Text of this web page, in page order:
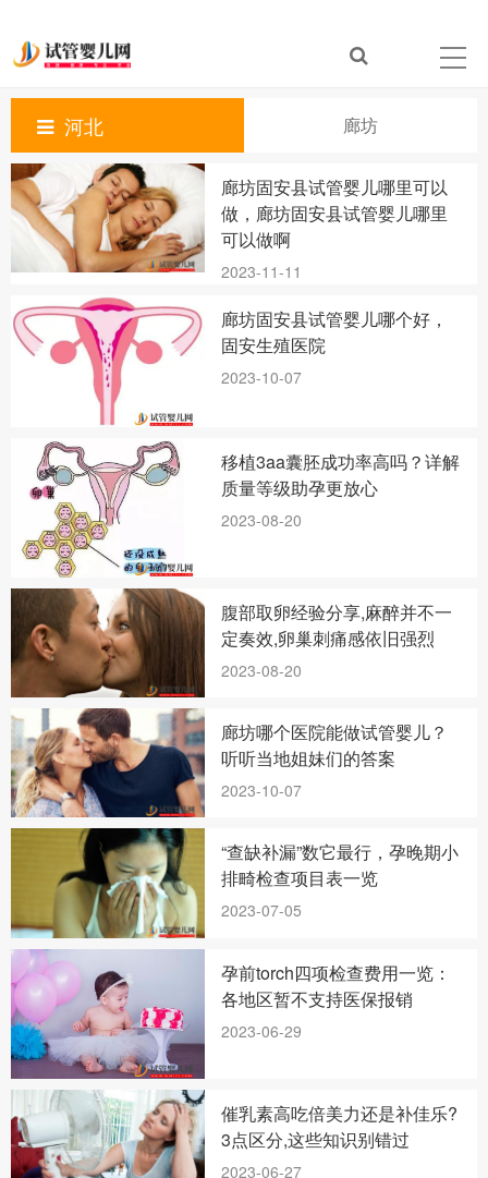
河北 廊坊
廊坊固安县试管婴儿哪里可以
做，廊坊固安县试管婴儿哪里
可以做啊
2023-11-11
廊坊固安县试管婴儿哪个好，
固安生殖医院
2023-10-07
移植3aa囊胚成功率高吗？详解
质量等级助孕更放心
2023-08-20
腹部取卵经验分享,麻醉并不一
定奏效,卵巢刺痛感依旧强烈
2023-08-20
廊坊哪个医院能做试管婴儿？
听听当地姐妹们的答案
2023-10-07
“查缺补漏”数它最行，孕晚期小
排畸检查项目表一览
2023-07-05
孕前torch四项检查费用一览：
各地区暂不支持医保报销
2023-06-29
催乳素高吃倍美力还是补佳乐?
3点区分,这些知识别错过
2023-06-27